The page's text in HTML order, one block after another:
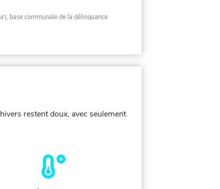
base communale de la délinquance
restent doux, avec seulement